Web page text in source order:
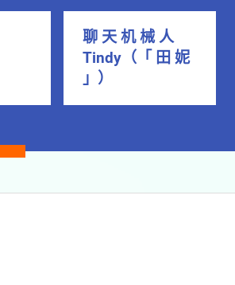
聊 天 机 械 人
Tindy（「 田 妮
」）